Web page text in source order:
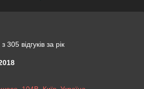
305 відгуків за рік